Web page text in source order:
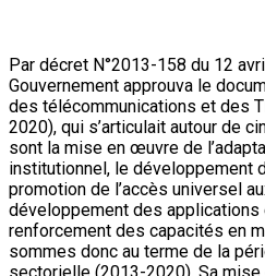
Par décret N°2013-158 du 12
Gouvernement approuva le
des télécommunications et des
2020), qui s’articulait autour de
sont la mise en œuvre de
institutionnel, le développement
promotion de l’accès universel
développement des applications
renforcement des capacités en
sommes donc au terme de la
sectorielle (2013-2020). Sa